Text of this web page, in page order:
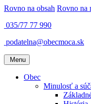
Rovno na obsah Rovno na
035/77 77 990
podatelna@obecmoca.sk
Menu
Obec
Minulosť a